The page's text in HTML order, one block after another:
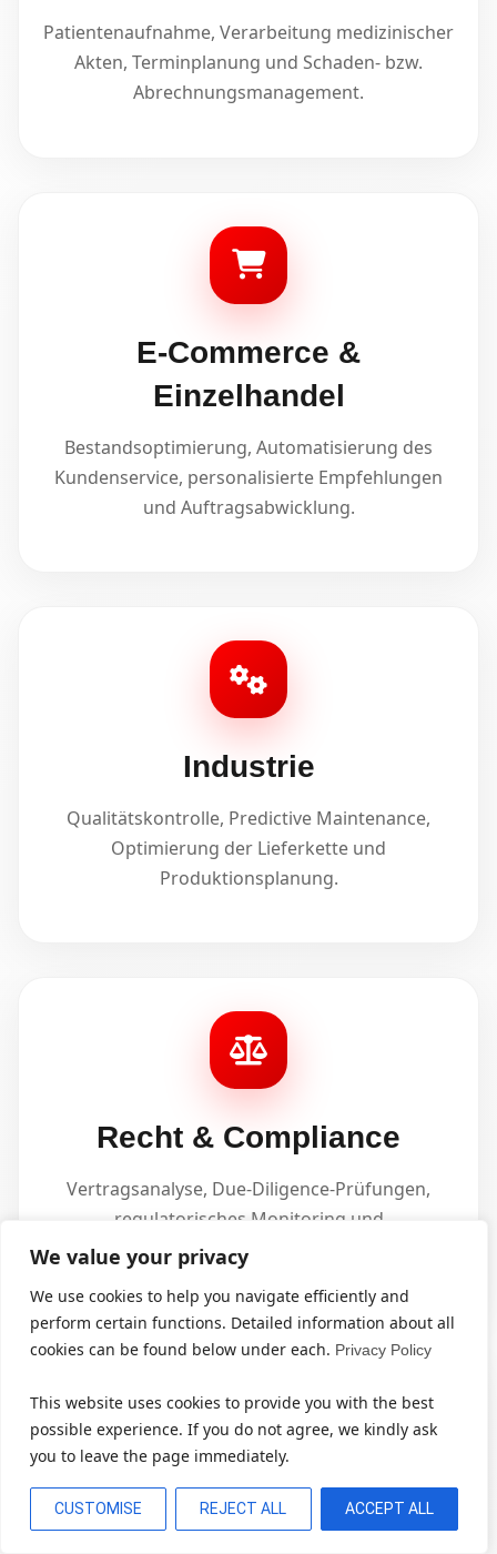
We value your privacy
We use cookies to help you navigate efficiently and
perform certain functions. Detailed information about all
cookies can be found below under each. Privacy Policy
This website uses cookies to provide you with the best
possible experience. If you do not agree, we kindly ask
you to leave the page immediately.
CUSTOMISE REJECT ALL ACCEPT ALL
Patientenaufnahme, Verarbeitung medizinischer
Akten, Terminplanung und Schaden- bzw.
Abrechnungsmanagement.
E-Commerce &
Einzelhandel
Bestandsoptimierung, Automatisierung des
Kundenservice, personalisierte Empfehlungen
und Auftragsabwicklung.
Industrie
Qualitätskontrolle, Predictive Maintenance,
Optimierung der Lieferkette und
Produktionsplanung.
Recht & Compliance
Vertragsanalyse, Due-Diligence-Prüfungen,
regulatorisches Monitoring und
Automatisierung der Dokumentenprüfung.
Logistik & Supply Chain